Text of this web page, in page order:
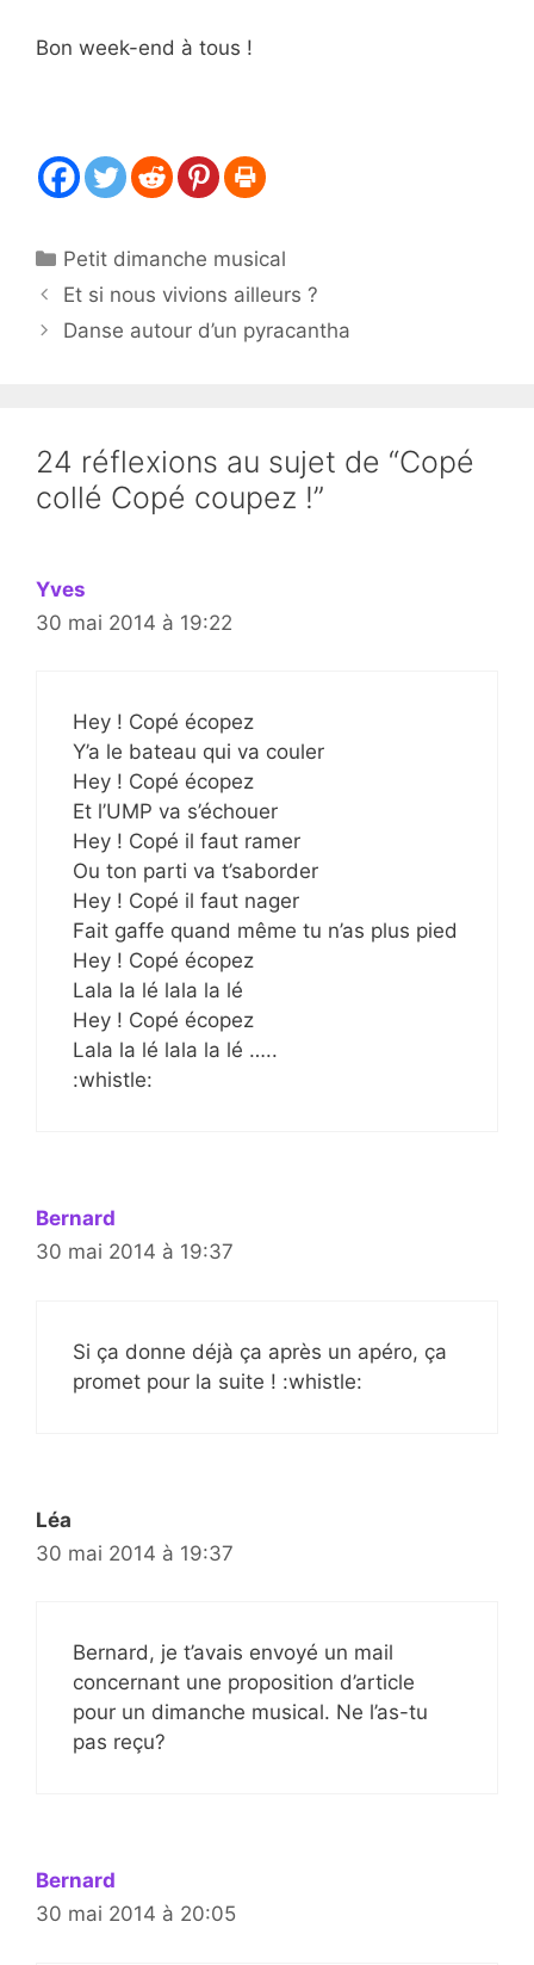
Bon week-end à tous !
Catégories
Petit dimanche musical
Et si nous vivions ailleurs ?
Danse autour d’un pyracantha
24 réflexions au sujet de “Copé
collé Copé coupez !”
Yves
30 mai 2014 à 19:22
Hey ! Copé écopez
Y’a le bateau qui va couler
Hey ! Copé écopez
Et l’UMP va s’échouer
Hey ! Copé il faut ramer
Ou ton parti va t’saborder
Hey ! Copé il faut nager
Fait gaffe quand même tu n’as plus pied
Hey ! Copé écopez
Lala la lé lala la lé
Hey ! Copé écopez
Lala la lé lala la lé …..
:whistle:
Bernard
30 mai 2014 à 19:37
Si ça donne déjà ça après un apéro, ça
promet pour la suite ! :whistle:
Léa
30 mai 2014 à 19:37
Bernard, je t’avais envoyé un mail
concernant une proposition d’article
pour un dimanche musical. Ne l’as-tu
pas reçu?
Bernard
30 mai 2014 à 20:05